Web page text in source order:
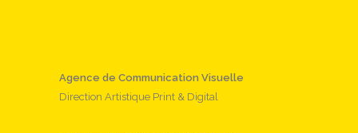
Agence de Communication Visuelle
Direction Artistique Print & Digital